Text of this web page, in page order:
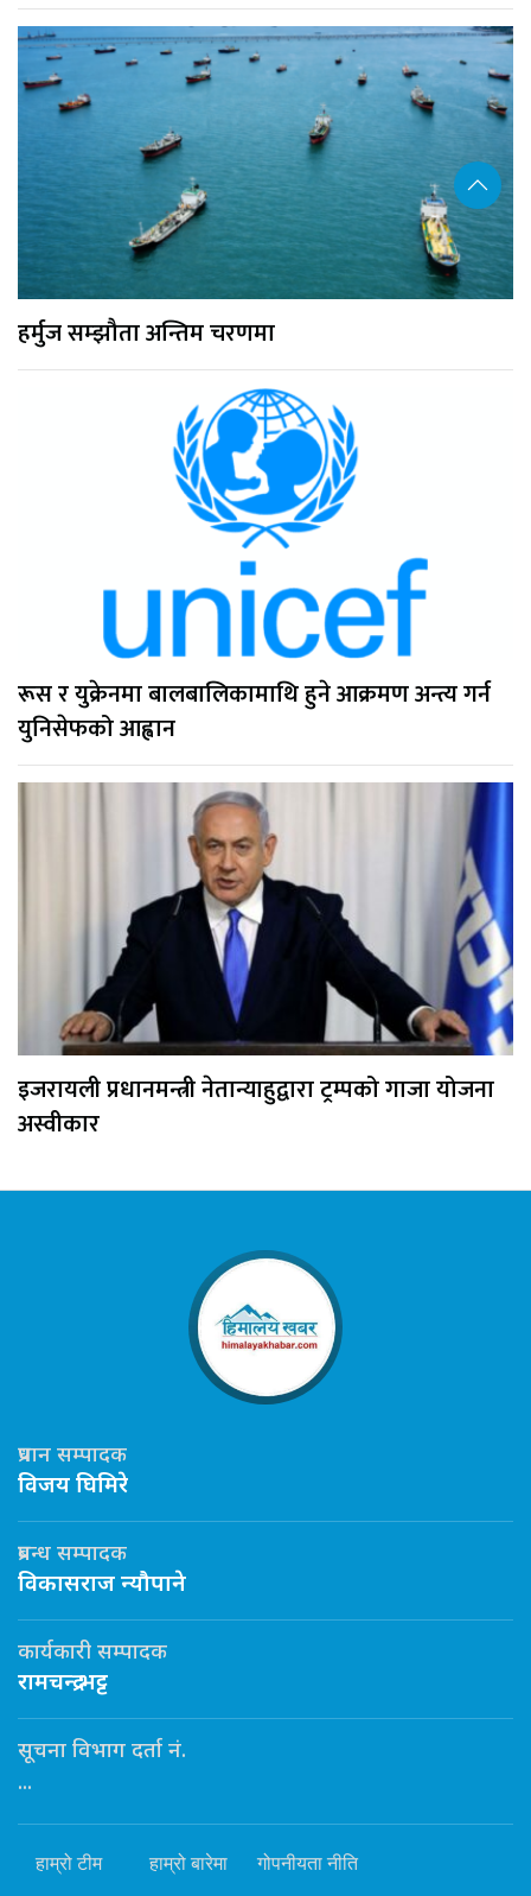
हर्मुज सम्झौता अन्तिम चरणमा
रूस र युक्रेनमा बालबालिकामाथि हुने आक्रमण अन्त्य गर्न
युनिसेफको आह्वान
इजरायली प्रधानमन्त्री नेतान्याहुद्वारा ट्रम्पको गाजा योजना
अस्वीकार
प्रधान सम्पादक
विजय घिमिरे
प्रबन्ध सम्पादक
विकासराज न्यौपाने
कार्यकारी सम्पादक
रामचन्द्र भट्ट
सूचना विभाग दर्ता नं.
...
हाम्रो टीम हाम्रो बारेमा गोपनीयता नीति